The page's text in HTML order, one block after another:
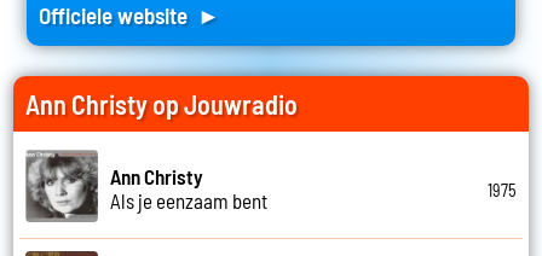
Officiele website ►
Ann Christy op Jouwradio
Ann Christy
Als je eenzaam bent
1975